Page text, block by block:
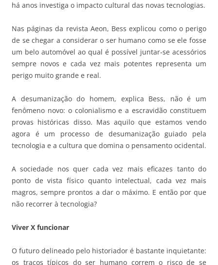
há anos investiga o impacto cultural das novas tecnologias.
Nas páginas da revista Aeon, Bess explicou como o perigo
de se chegar a considerar o ser humano como se ele fosse
um belo automóvel ao qual é possível juntar-se acessórios
sempre novos e cada vez mais potentes representa um
perigo muito grande e real.
A desumanização do homem, explica Bess, não é um
fenômeno novo: o colonialismo e a escravidão constituem
provas históricas disso. Mas aquilo que estamos vendo
agora é um processo de desumanização guiado pela
tecnologia e a cultura que domina o pensamento ocidental.
A sociedade nos quer cada vez mais eficazes tanto do
ponto de vista físico quanto intelectual, cada vez mais
magros, sempre prontos a dar o máximo. E então por que
não recorrer à tecnologia?
Viver X funcionar
O futuro delineado pelo historiador é bastante inquietante:
os traços típicos do ser humano correm o risco de se